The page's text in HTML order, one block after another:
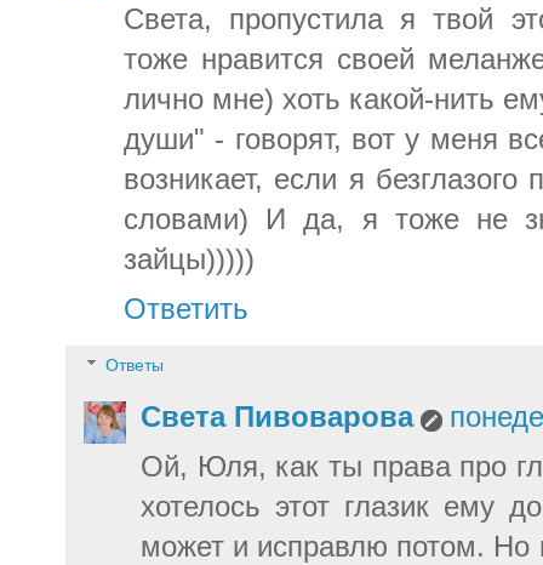
Света, пропустила я твой
тоже нравится своей
лично мне) хоть какой-нить
души" - говорят, вот у меня
возникает, если я
словами) И да, я тоже не
зайцы)))))
Ответить
Ответы
Света Пивоварова
Ой, Юля, как ты права про
хотелось этот глазик ему
может и исправлю потом. Но